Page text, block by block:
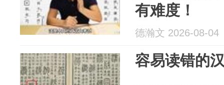
有难度！
德瀚文 2026-08-04
容易读错的